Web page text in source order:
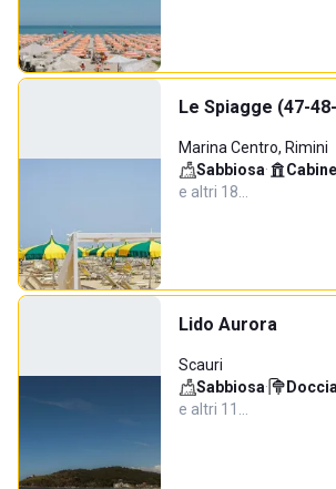
Le Spiagge (47-
Marina Centro, Rimini
Sabbiosa· Cabine
e altri 18…
Lido Aurora
Scauri
Sabbiosa·
e altri 11…